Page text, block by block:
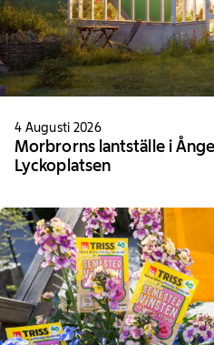
4 Augusti 2026
Morbrorns lantställe i
Lyckoplatsen